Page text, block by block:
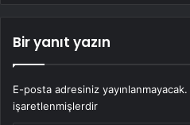
Bir yanıt yazın
E-posta adresiniz yayınlanmayacak.
işaretlenmişlerdir